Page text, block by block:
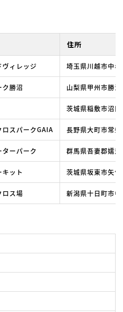
住所
ヴィレッジ 埼玉県川越市中
ク勝沼 山梨県甲州市勝
茨城県稲敷市沼
ロスパークGAIA 長野県大町市常
ーパーク 群馬県吾妻郡嬬
ット 茨城県坂東市矢
ロス場 新潟県十日町市